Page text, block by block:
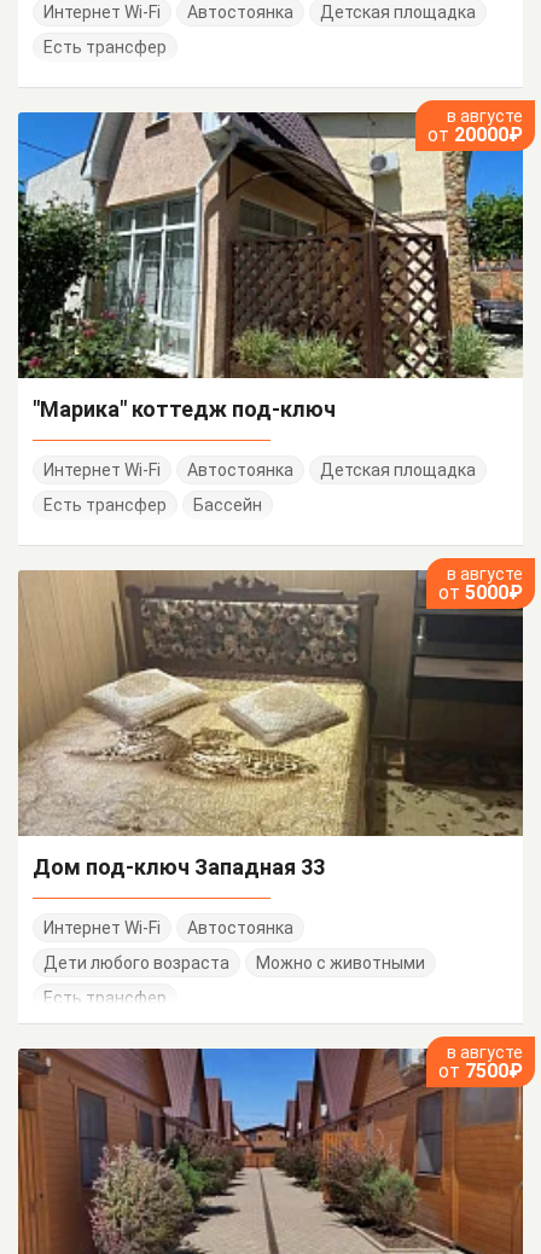
Интернет Wi-Fi Автостоянка
Детская площадка
Есть трансфер
в августе
от 20000₽
"Марика" коттедж под-ключ
Интернет Wi-Fi Автостоянка
Детская площадка
Есть трансфер
Бассейн
в августе
от 5000₽
Дом под-ключ Западная 33
Интернет Wi-Fi
Автостоянка
Дети любого возраста
Можно с животными
Есть трансфер
в августе
от 7500₽